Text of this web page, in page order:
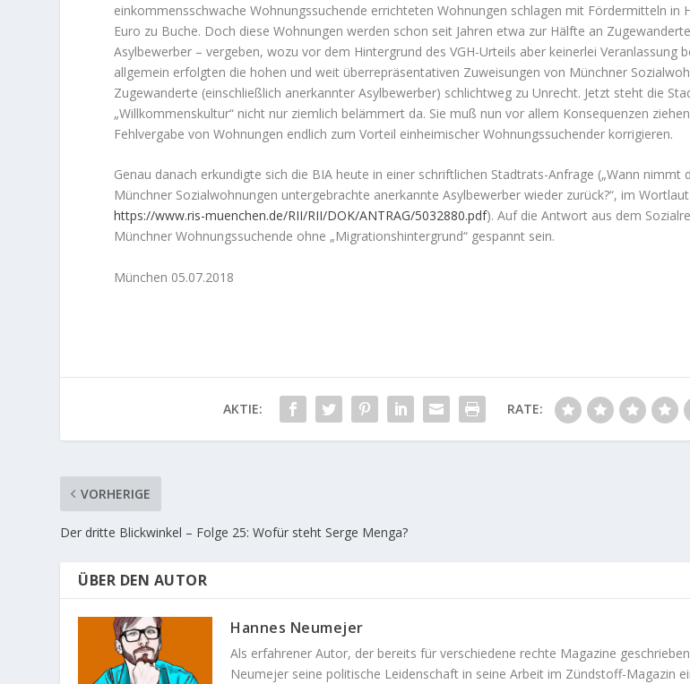
einkommensschwache Wohnungssuchende errichteten Wohnungen schlagen mit Fördermitteln in
Euro zu Buche. Doch diese Wohnungen werden schon seit Jahren etwa zur Hälfte an
Asylbewerber – vergeben, wozu vor dem Hintergrund des VGH-Urteils aber keinerlei Veranlassung
allgemein erfolgten die hohen und weit überrepräsentativen Zuweisungen von Münchner
Zugewanderte (einschließlich anerkannter Asylbewerber) schlichtweg zu Unrecht. Jetzt steht die
„Willkommenskultur“ nicht nur ziemlich belämmert da. Sie muß nun vor allem Konsequenzen
Fehlvergabe von Wohnungen endlich zum Vorteil einheimischer Wohnungssuchender korrigieren.
Genau danach erkundigte sich die BIA heute in einer schriftlichen Stadtrats-Anfrage („Wann nimmt
Münchner Sozialwohnungen untergebrachte anerkannte Asylbewerber wieder zurück?“, im
https://www.ris-muenchen.de/RII/RII/DOK/ANTRAG/5032880.pdf). Auf die Antwort aus dem
Münchner Wohnungssuchende ohne „Migrationshintergrund“ gespannt sein.
München 05.07.2018
AKTIE: RATE:
VORHERIGE
Der dritte Blickwinkel – Folge 25: Wofür steht Serge Menga?
ÜBER DEN AUTOR
Hannes Neumejer
Als erfahrener Autor, der bereits für verschiedene rechte Magazine
Neumejer seine politische Leidenschaft in seine Arbeit im Zündstoff-Magazin